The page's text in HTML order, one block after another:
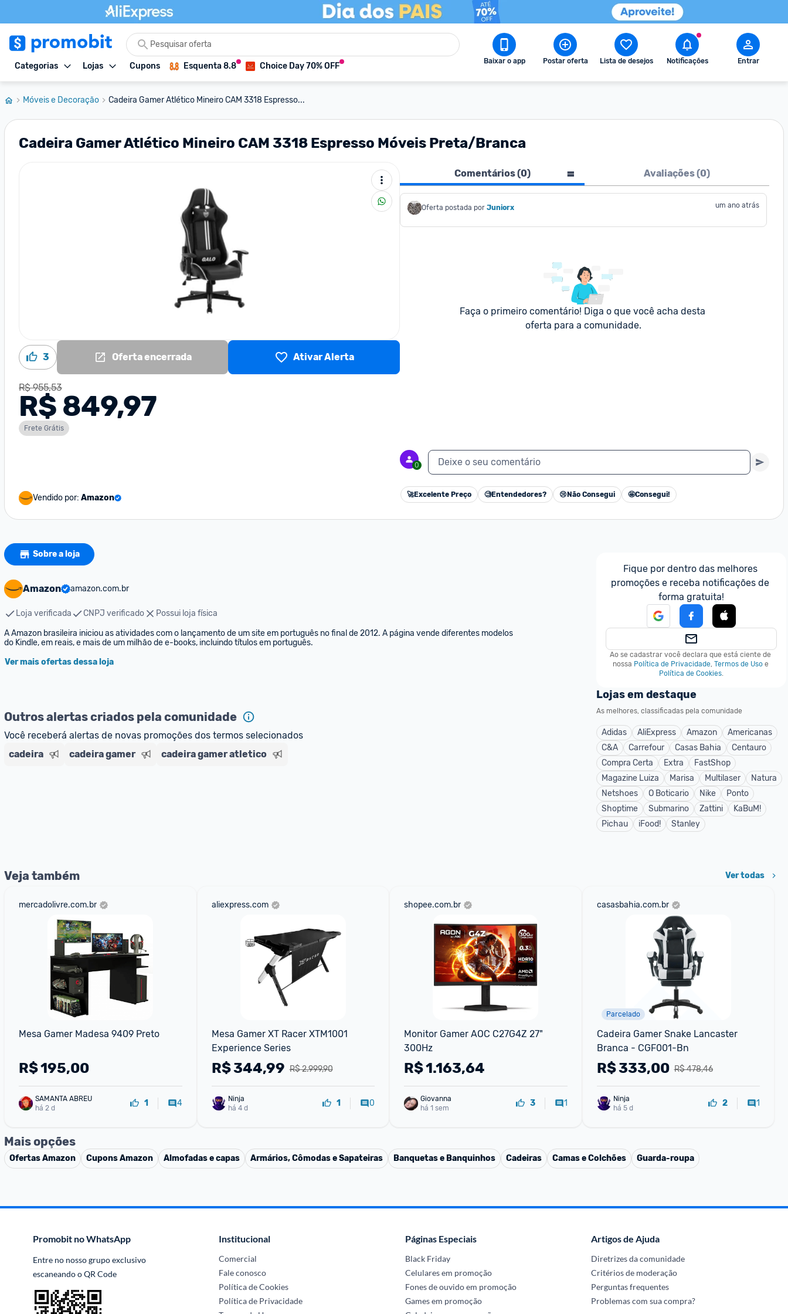
Categorias Lojas Cupons Esquenta 8.8 Choice Day 70% OFF Baixar o app Postar oferta Lista de desejos Notificações Entrar
Móveis e Decoração Cadeira Gamer Atlético Mineiro CAM 3318 Espresso...
Cadeira Gamer Atlético Mineiro CAM 3318 Espresso Móveis Preta/Branca
3 Oferta encerrada Ativar Alerta
R$ 955,53
R$ 849,97
Frete Grátis
Vendido por: Amazon
Comentários (0) Avaliações (0)
Oferta postada por Juniorx um ano atrás
Faça o primeiro comentário! Diga o que você acha desta
oferta para a comunidade.
0 Deixe o seu comentário
🚀Excelente Preço 🧐Entendedores? 😢 Não Consegui 🤩Consegui!
Sobre a loja
Amazon amazon.com.br
Loja verificada CNPJ verificado
Possui loja física
A Amazon brasileira iniciou as atividades com o lançamento de um site em português no final de 2012. A página vende diferentes modelos
do Kindle, em reais, e mais de um milhão de e-books, incluindo títulos em português.
Ver mais ofertas dessa loja
Outros alertas criados pela comunidade
Você receberá alertas de novas promoções dos termos selecionados
cadeira
cadeira gamer cadeira gamer atletico
Fique por dentro das melhores
promoções e receba notificações de
forma gratuita!
Ao se cadastrar você declara que está ciente de
nossa Política de Privacidade, Termos de Uso e
Política de Cookies.
Lojas em destaque
As melhores, classificadas pela comunidade
Adidas AliExpress Amazon
Americanas
C&A
Carrefour Casas Bahia
Centauro
Compra Certa
Extra
FastShop
Magazine Luiza
Marisa Multilaser
Natura
Netshoes
O Boticario Nike
Ponto
Shoptime
Submarino Zattini
KaBuM!
Pichau
iFood! Stanley
Veja também Ver todas
mercadolivre.com.br
Mesa Gamer Madesa 9409 Preto
R$195,00
SAMANTA ABREU
há 2 d
1 4
aliexpress.com
Mesa Gamer XT Racer XTM1001
Experience Series
R$ 2.999,90
R$344,99
há 4 d
1 0
shopee.com.br
Monitor Gamer AOC C27G4Z 27"
300Hz
R$1.163,64
Giovanna
há 1 sem
3 1
casasbahia.com.br
Parcelado
Cadeira Gamer Snake Lancaster
Branca - CGF001-Bn
R$ 478,46
R$333,00
há 5 d
2 1
Mais opções
OfertasAmazon CuponsAmazon Almofadas e capas Armários, Cômodas e Sapateiras Banquetas e Banquinhos Cadeiras Camas e Colchões Guarda-roupa
Promobit no WhatsApp
Entre no nosso grupo exclusivo
escaneando o QR Code
Institucional
Comercial
Fale conosco
Política de Cookies
Política de Privacidade
Páginas Especiais
Black Friday
Celulares em promoção
Fones de ouvido em promoção
Games em promoção
Artigos de Ajuda
Diretrizes da comunidade
Critérios de moderação
Perguntas frequentes
Problemas com sua compra?